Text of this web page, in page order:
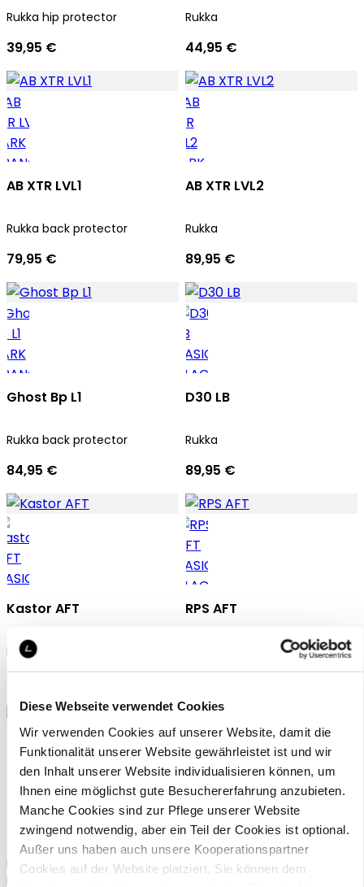
Diese Webseite verwendet Cookies
Wir verwenden Cookies auf unserer Website, damit die
Funktionalität unserer Website gewährleistet ist und wir
den Inhalt unserer Website individualisieren können, um
Ihnen eine möglichst gute Besuchererfahrung anzubieten.
Manche Cookies sind zur Pflege unserer Website
zwingend notwendig, aber ein Teil der Cookies ist optional.
Außer uns haben auch unsere Kooperationspartner
Cookies auf der Website platziert. Sie können dem
Rukka hip protector
39,95 €
Rukka
44,95 €
AB XTR LVL1
Rukka back protector
79,95 €
AB XTR LVL2
Rukka
89,95 €
Ghost Bp L1
Rukka back protector
84,95 €
D30 LB
Rukka
89,95 €
Kastor AFT
Rukka protector vest
RPS AFT
Rukka protector shirt
RPS AFT trs
Rukka protector trousers for
men
Ghost E/K Lvl 2
Rukka elbow or knee protector